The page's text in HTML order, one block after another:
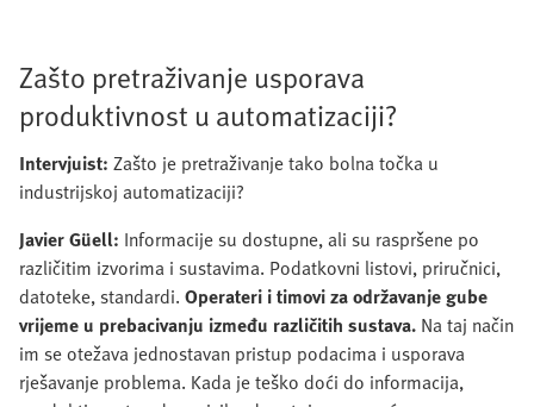
Zašto pretraživanje usporava
produktivnost u automatizaciji?
Intervjuist: Zašto je pretraživanje tako bolna točka u
industrijskoj automatizaciji?
Javier Güell: Informacije su dostupne, ali su raspršene po
različitim izvorima i sustavima. Podatkovni listovi, priručnici,
datoteke, standardi. Operateri i timovi za održavanje gube
vrijeme u prebacivanju između različitih sustava. Na taj način
im se otežava jednostavan pristup podacima i usporava
rješavanje problema. Kada je teško doći do informacija,